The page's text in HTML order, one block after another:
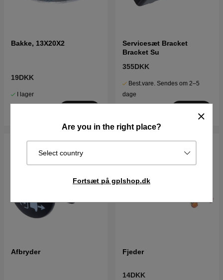
Are you in the right place?
Select country
Fortsæt på gplshop.dk
Bakke, 13X20X2
19DKK
I lager
Servicesæt Bracket
Bracket Su
355DKK
Best.vare. Sendes om 2–5
dage
Afbryder Fjeder
14DKK